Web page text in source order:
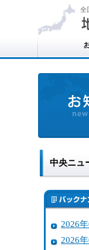
全
中央ニュ
2026
2026